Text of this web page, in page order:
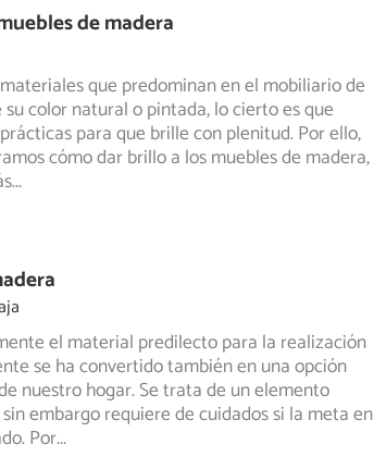
de madera
que predominan en el mobiliario de
color natural o pintada, lo cierto es que
para que brille con plenitud. Por ello,
cómo dar brillo a los muebles de madera,
...
el material predilecto para la realización
se ha convertido también en una opción
nuestro hogar. Se trata de un elemento
embargo requiere de cuidados si la meta en
Por...